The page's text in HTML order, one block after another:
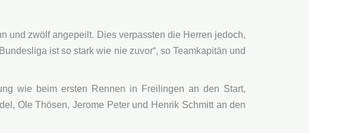
und zwölf angepeilt. Dies verpassten die Herren jedoch,
ist so stark wie nie zuvor“, so Teamkapitän und
wie beim ersten Rennen in Freilingen an den Start,
Ole Thösen, Jerome Peter und Henrik Schmitt an den